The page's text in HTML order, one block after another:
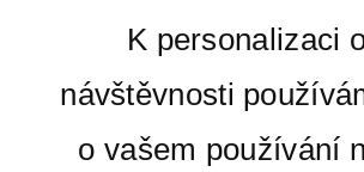
K personalizaci
návštěvnosti
o vašem používání